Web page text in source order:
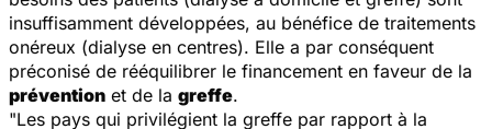
insuffisamment développées, au bénéfice de traitements
onéreux (dialyse en centres). Elle a par conséquent
préconisé de rééquilibrer le financement en faveur de la
prévention et de la greffe.
"Les pays qui privilégient la greffe par rapport à la